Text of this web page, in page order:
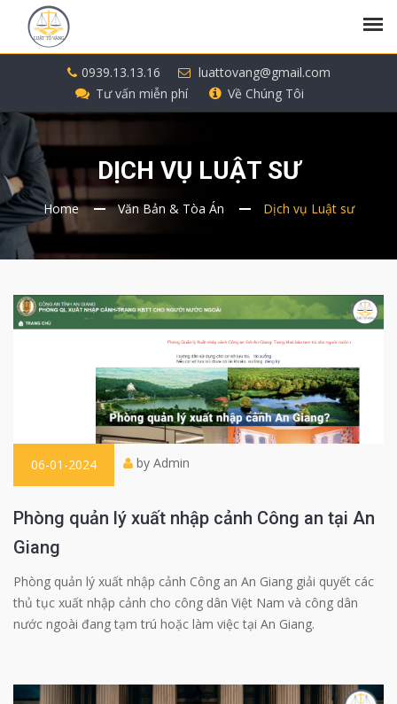
0939.13.13.16
luattovang@gmail.com
Tư vấn miễn phí
Về Chúng Tôi
DỊCH VỤ LUẬT SƯ
Home Văn Bản & Tòa Án Dịch vụ Luật sư
06-01-2024 by Admin
Phòng quản lý xuất nhập cảnh Công an tại An
Giang
Phòng quản lý xuất nhập cảnh Công an An Giang giải quyết các
thủ tục xuất nhập cảnh cho công dân Việt Nam và công dân
nước ngoài đang tạm trú hoặc làm việc tại An Giang.